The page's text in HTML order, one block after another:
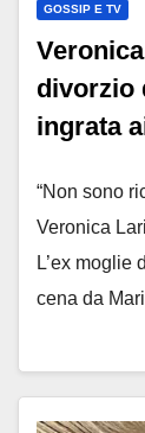
GOSSIP E TV
divorzio
ingrata
“Non sono
Veronica
L’ex moglie
cena da